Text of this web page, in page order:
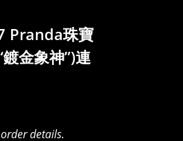
Pranda珠寶
金象神”)連
details.